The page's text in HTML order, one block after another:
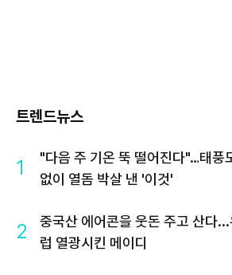
트렌드뉴스
1
"다음 주 기온 뚝 떨어진다"…태풍
없이 열돔 박살 낸 '이것'
2
중국산 에어콘을 웃돈 주고 산다...
럽 열광시킨 메이디